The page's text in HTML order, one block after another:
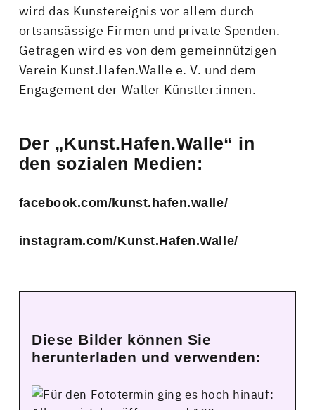
wird das Kunstereignis vor allem durch
ortsansässige Firmen und private Spenden.
Getragen wird es von dem gemeinnützigen
Verein Kunst.Hafen.Walle e. V. und dem
Engagement der Waller Künstler:innen.
Der „Kunst.Hafen.Walle“ in
den sozialen Medien:
facebook.com/kunst.hafen.walle/
instagram.com/Kunst.Hafen.Walle/
Diese Bilder können Sie
herunterladen und verwenden: